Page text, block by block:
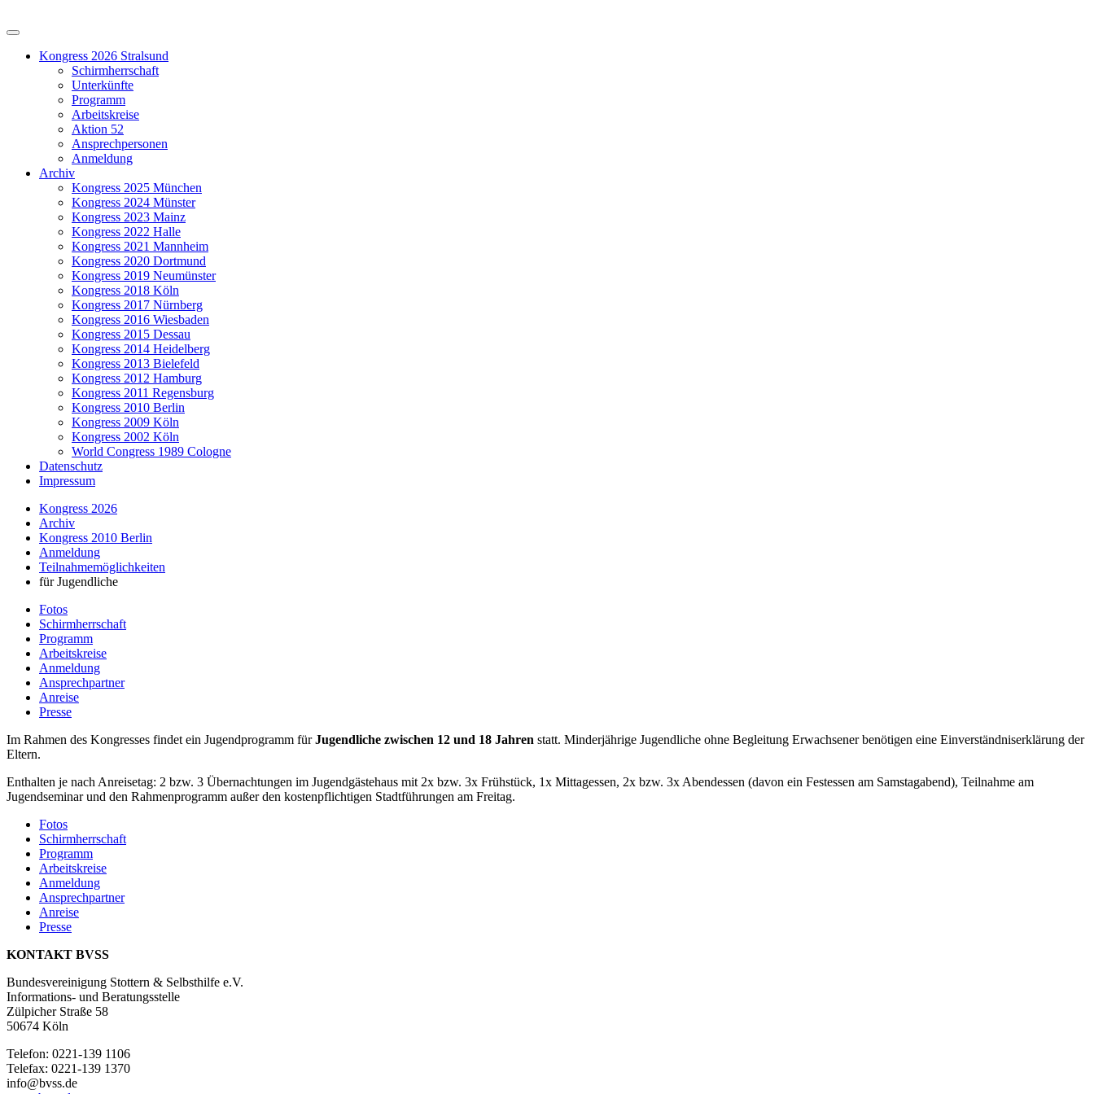
Kongress 2026 Stralsund
Schirmherrschaft
Unterkünfte
Programm
Arbeitskreise
Aktion 52
Ansprechpersonen
Anmeldung
Archiv
Kongress 2025 München
Kongress 2024 Münster
Kongress 2023 Mainz
Kongress 2022 Halle
Kongress 2021 Mannheim
Kongress 2020 Dortmund
Kongress 2019 Neumünster
Kongress 2018 Köln
Kongress 2017 Nürnberg
Kongress 2016 Wiesbaden
Kongress 2015 Dessau
Kongress 2014 Heidelberg
Kongress 2013 Bielefeld
Kongress 2012 Hamburg
Kongress 2011 Regensburg
Kongress 2010 Berlin
Kongress 2009 Köln
Kongress 2002 Köln
World Congress 1989 Cologne
Datenschutz
Impressum
Kongress 2026
Archiv
Kongress 2010 Berlin
Anmeldung
Teilnahmemöglichkeiten
für Jugendliche
Fotos
Schirmherrschaft
Programm
Arbeitskreise
Anmeldung
Ansprechpartner
Anreise
Presse
Im Rahmen des Kongresses findet ein Jugendprogramm fürJugendliche zwischen 12 und 18 Jahren statt. Minderjährige Jugendliche ohne Begleitung Erwachsener benötigen eine Einverständniserklärung der
Eltern.
Enthalten je nach Anreisetag: 2 bzw. 3 Übernachtungen im Jugendgästehaus mit 2x bzw. 3x Frühstück, 1x Mittagessen, 2x bzw. 3x Abendessen (davon ein Festessen am Samstagabend), Teilnahme am
Jugendseminar und den Rahmenprogramm außer den kostenpflichtigen Stadtführungen am Freitag.
Fotos
Schirmherrschaft
Programm
Arbeitskreise
Anmeldung
Ansprechpartner
Anreise
Presse
KONTAKT BVSS
Bundesvereinigung Stottern & Selbsthilfe e.V.
Informations- und Beratungsstelle
Zülpicher Straße 58
50674 Köln
Telefon: 0221-139 1106
Telefax: 0221-139 1370
info@bvss.de